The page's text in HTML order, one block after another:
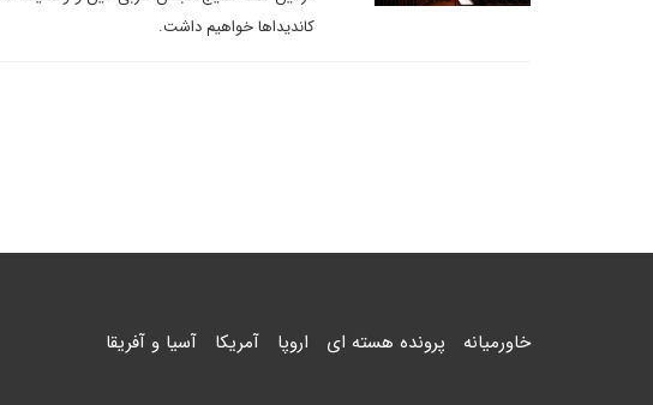
کاندیداها خواهیم داشت.
خاورمیانه پرونده هسته ای اروپا آمریکا آسیا و آفریقا